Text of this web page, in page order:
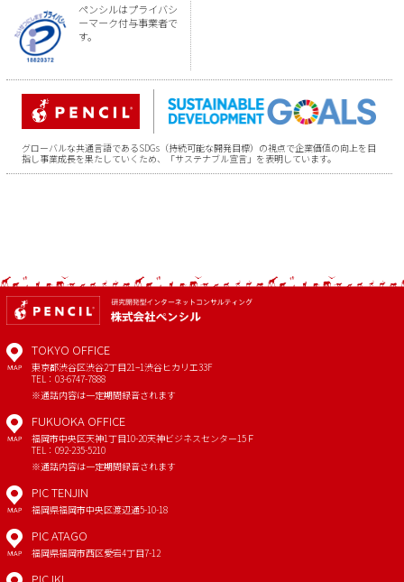
ペンシルはプライバシ
ーマーク付与事業者で
す。
グローバルな共通言語であるSDGs（持続可能な開発目標）の視点で企業価値の向上を目
指し事業成長を果たしていくため、「サステナブル宣言」を表明しています。
MAP
TOKYO OFFICE
東京都渋谷区渋谷2丁目21−1渋谷ヒカリエ33F
TEL：03-6747-7888
※通話内容は一定期間録音されます
MAP
FUKUOKA OFFICE
福岡市中央区天神1丁目10-20天神ビジネスセンター15Ｆ
TEL：092-235-5210
※通話内容は一定期間録音されます
MAP
PIC TENJIN
福岡県福岡市中央区渡辺通5-10-18
MAP
PIC ATAGO
福岡県福岡市西区愛宕4丁目7-12